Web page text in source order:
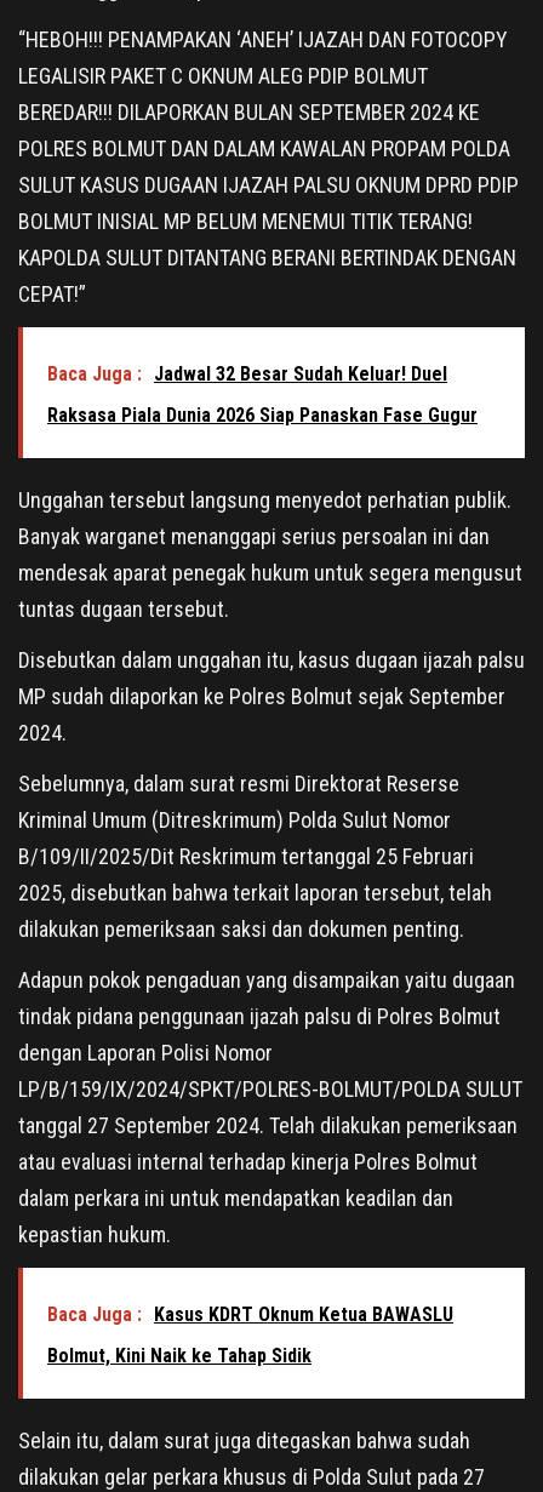
“HEBOH!!! PENAMPAKAN ‘ANEH’ IJAZAH DAN FOTOCOPY
LEGALISIR PAKET C OKNUM ALEG PDIP BOLMUT
BEREDAR!!! DILAPORKAN BULAN SEPTEMBER 2024 KE
POLRES BOLMUT DAN DALAM KAWALAN PROPAM POLDA
SULUT KASUS DUGAAN IJAZAH PALSU OKNUM DPRD PDIP
BOLMUT INISIAL MP BELUM MENEMUI TITIK TERANG!
KAPOLDA SULUT DITANTANG BERANI BERTINDAK DENGAN
CEPAT!”
Baca Juga : Jadwal 32 Besar Sudah Keluar! Duel
Raksasa Piala Dunia 2026 Siap Panaskan Fase Gugur
Unggahan tersebut langsung menyedot perhatian publik.
Banyak warganet menanggapi serius persoalan ini dan
mendesak aparat penegak hukum untuk segera mengusut
tuntas dugaan tersebut.
Disebutkan dalam unggahan itu, kasus dugaan ijazah palsu
MP sudah dilaporkan ke Polres Bolmut sejak September
2024.
Sebelumnya, dalam surat resmi Direktorat Reserse
Kriminal Umum (Ditreskrimum) Polda Sulut Nomor
B/109/II/2025/Dit Reskrimum tertanggal 25 Februari
2025, disebutkan bahwa terkait laporan tersebut, telah
dilakukan pemeriksaan saksi dan dokumen penting.
Adapun pokok pengaduan yang disampaikan yaitu dugaan
tindak pidana penggunaan ijazah palsu di Polres Bolmut
dengan Laporan Polisi Nomor
LP/B/159/IX/2024/SPKT/POLRES-BOLMUT/POLDA SULUT
tanggal 27 September 2024. Telah dilakukan pemeriksaan
atau evaluasi internal terhadap kinerja Polres Bolmut
dalam perkara ini untuk mendapatkan keadilan dan
kepastian hukum.
Baca Juga : Kasus KDRT Oknum Ketua BAWASLU
Bolmut, Kini Naik ke Tahap Sidik
Selain itu, dalam surat juga ditegaskan bahwa sudah
dilakukan gelar perkara khusus di Polda Sulut pada 27